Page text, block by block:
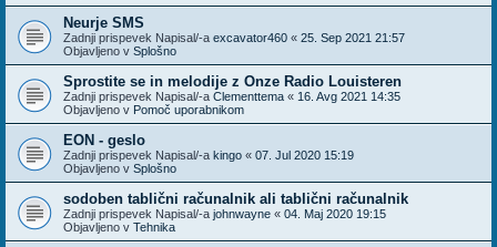
Neurje SMS
Zadnji prispevek Napisal/-a excavator460 « 25. Sep 2021 21:57
Objavljeno v Splošno
Sprostite se in melodije z Onze Radio Louisteren
Zadnji prispevek Napisal/-a Clementtema « 16. Avg 2021 14:35
Objavljeno v Pomoč uporabnikom
EON - geslo
Zadnji prispevek Napisal/-a kingo « 07. Jul 2020 15:19
Objavljeno v Splošno
sodoben tablični računalnik ali tablični računalnik
Zadnji prispevek Napisal/-a johnwayne « 04. Maj 2020 19:15
Objavljeno v Tehnika